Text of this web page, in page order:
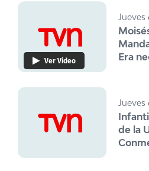
Ver Video
Jueves
Era
Jueves
de la